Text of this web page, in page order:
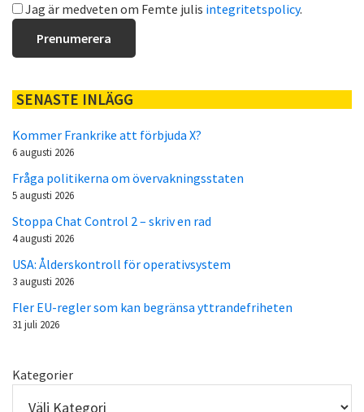
Jag är medveten om Femte julis integritetspolicy.
SENASTE INLÄGG
Kommer Frankrike att förbjuda X?
6 augusti 2026
Fråga politikerna om övervakningsstaten
5 augusti 2026
Stoppa Chat Control 2 – skriv en rad
4 augusti 2026
USA: Ålderskontroll för operativsystem
3 augusti 2026
Fler EU-regler som kan begränsa yttrandefriheten
31 juli 2026
Kategorier